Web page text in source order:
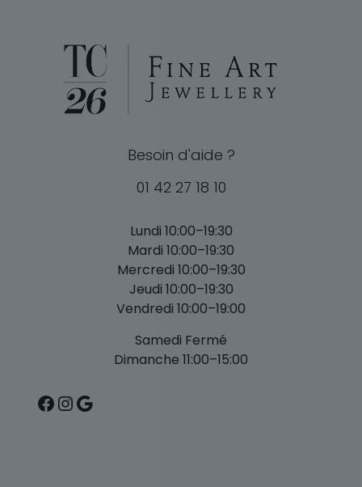
Besoin d'aide ?
01 42 27 18 10
Lundi 10:00–19:30
Mardi 10:00–19:30
Mercredi 10:00–19:30
Jeudi 10:00–19:30
Vendredi 10:00–19:00
Samedi Fermé
Dimanche 11:00–15:00
Facebook
Instagram
Google